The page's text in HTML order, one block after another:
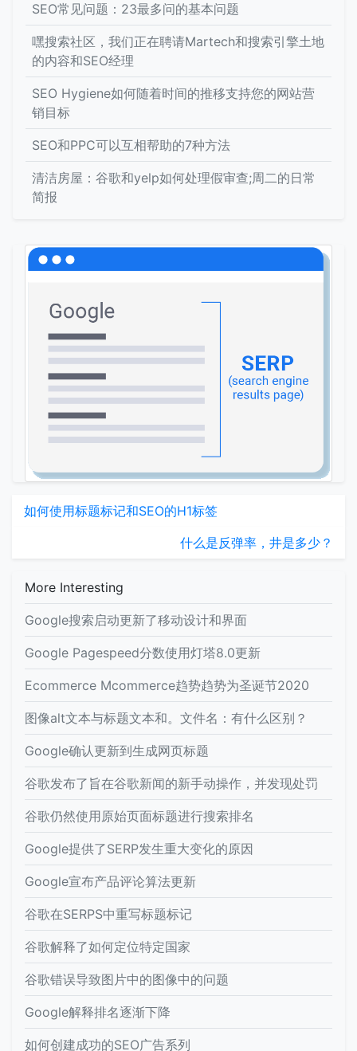
SEO常见问题：23最多问的基本问题
嘿搜索社区，我们正在聘请Martech和搜索引擎土地
的内容和SEO经理
SEO Hygiene如何随着时间的推移支持您的网站营
销目标
SEO和PPC可以互相帮助的7种方法
清洁房屋：谷歌和yelp如何处理假审查;周二的日常
简报
如何使用标题标记和SEO的H1标签
什么是反弹率，井是多少？
More Interesting
Google搜索启动更新了移动设计和界面
Google Pagespeed分数使用灯塔8.0更新
Ecommerce Mcommerce趋势趋势为圣诞节2020
图像alt文本与标题文本和。文件名：有什么区别？
Google确认更新到生成网页标题
谷歌发布了旨在谷歌新闻的新手动操作，并发现处罚
谷歌仍然使用原始页面标题进行搜索排名
Google提供了SERP发生重大变化的原因
Google宣布产品评论算法更新
谷歌在SERPS中重写标题标记
谷歌解释了如何定位特定国家
谷歌错误导致图片中的图像中的问题
Google解释排名逐渐下降
如何创建成功的SEO广告系列